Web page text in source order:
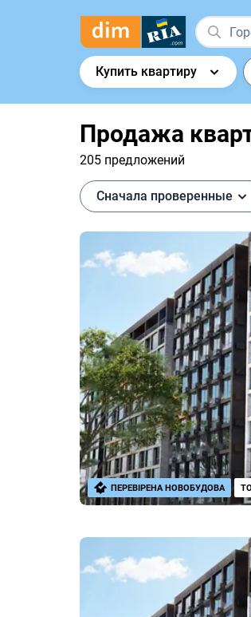
Купить квартиру
Продажа
205 предложений
Сначала проверенные
ПЕРЕВІРЕНА НОВОБУДОВА